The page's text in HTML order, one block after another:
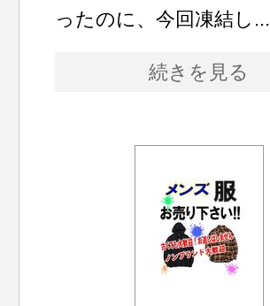
ったのに、今回凍結し...
続きを見る